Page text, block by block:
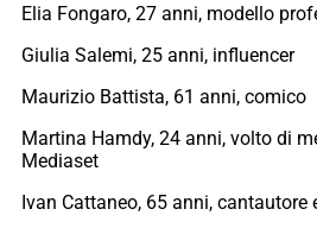
Elia Fongaro, 27 anni, modello
Giulia Salemi, 25 anni, influencer
Maurizio Battista, 61 anni, comico
Martina Hamdy, 24 anni, volto di
Mediaset
Ivan Cattaneo, 65 anni, cantautore